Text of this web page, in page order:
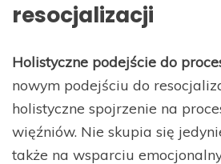
resocjalizacji
Holistyczne podejście do
nowym podejściu do
holistyczne spojrzenie na
więźniów. Nie skupia się
także na wsparciu